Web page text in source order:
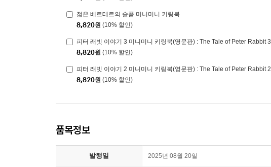
젊은 베르테르의 슬픔 미니미니 키링북
8,820원 (10% 할인)
피터 래빗 이야기 3 미니미니 키링북(영문판) : The Tale of Peter Rabbit 3
8,820원 (10% 할인)
피터 래빗 이야기 2 미니미니 키링북(영문판) : The Tale of Peter Rabbit 2
8,820원 (10% 할인)
품목정보
발행일 2025년 08월 20일